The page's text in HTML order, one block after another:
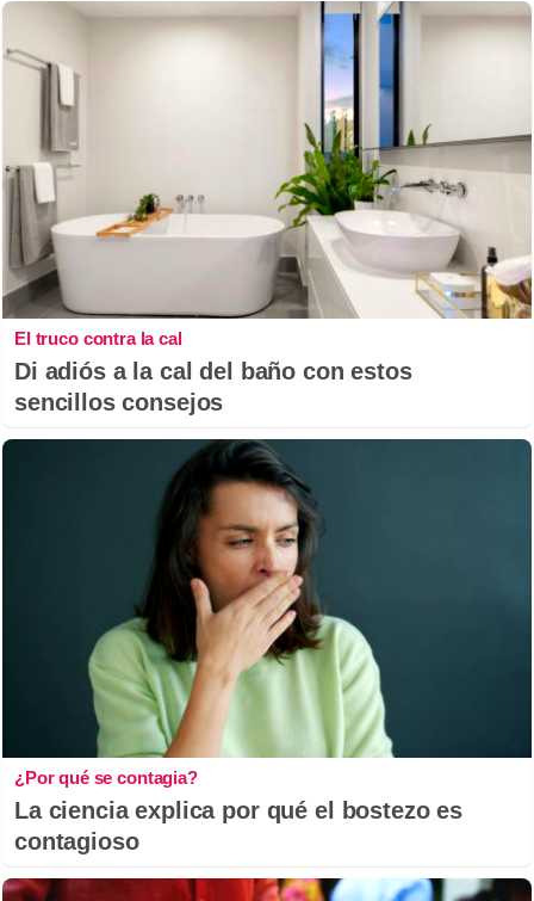
El truco contra la cal
Di adiós a la cal del baño con estos
sencillos consejos
¿Por qué se contagia?
La ciencia explica por qué el bostezo es
contagioso